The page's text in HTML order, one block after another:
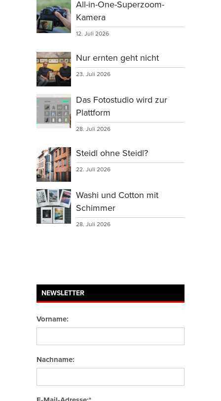
All-in-One-Superzoom-
Kamera
12. Juli 2026
Nur ernten geht nicht
23. Juli 2026
Das Fotostudio wird zur
Plattform
28. Juli 2026
Steidl ohne Steidl?
22. Juli 2026
Washi und Cotton mit
Schimmer
28. Juli 2026
NEWSLETTER
Vorname:
Nachname: